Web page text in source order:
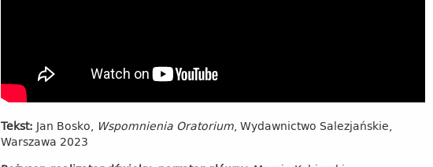
Tekst: Jan Bosko, Wspomnienia Oratorium, Wydawnictwo Salezjańskie,
Warszawa 2023